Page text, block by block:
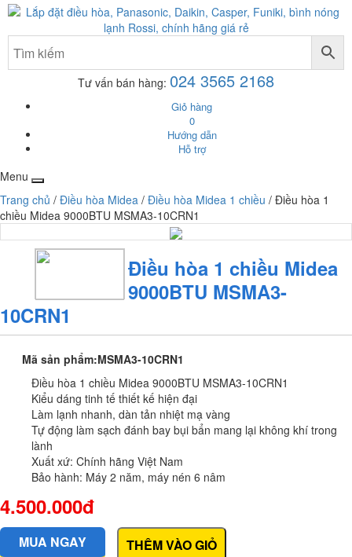
Tư vấn bán hàng: 024 3565 2168
Giỏ hàng
0
Hướng dẫn
Hỗ trợ
Menu
Trang chủ / Điều hòa Midea / Điều hòa Midea 1 chiều / Điều hòa 1
chiều Midea 9000BTU MSMA3-10CRN1
Điều hòa 1 chiều Midea
9000BTU MSMA3-
10CRN1
Mã sản phẩm:MSMA3-10CRN1
Điều hòa 1 chiều Midea 9000BTU MSMA3-10CRN1
Kiểu dáng tinh tế thiết kế hiện đại
Làm lạnh nhanh, dàn tản nhiệt mạ vàng
Tự động làm sạch đánh bay bụi bẩn mang lại không khí trong
lành
Xuất xứ: Chính hãng Việt Nam
Bảo hành: Máy 2 năm, máy nén 6 nâm
4.500.000đ
MUA NGAY THÊM VÀO GIỎ